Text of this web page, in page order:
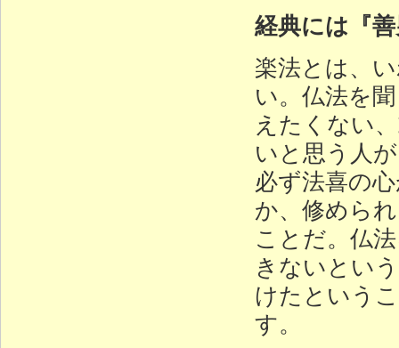
経典には『
楽法とは、
い。仏法を
えたくない
いと思う人
必ず法喜の
か、修めら
ことだ。仏
きないとい
けたという
す。